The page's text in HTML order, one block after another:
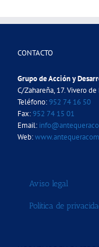
CONTACTO
Grupo de Acción y
C/Zahareña, 17. Vivero
Teléfono:952 74 16 50
Fax:952 74 15 01
Email:
Web:
Aviso legal
Política de